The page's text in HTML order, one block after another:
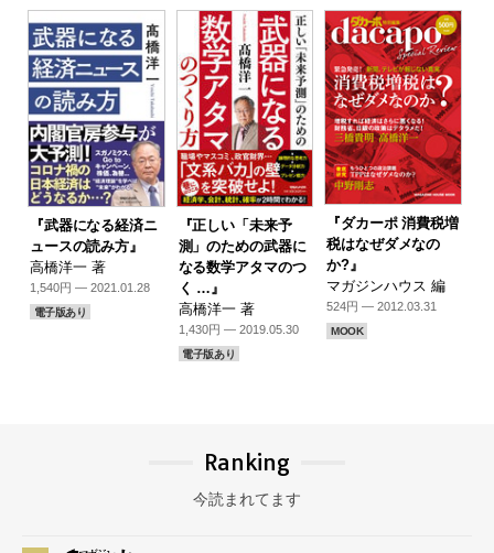
『武器になる経済ニ
ュースの読み方』
高橋洋一 著
1,540円 — 2021.01.28
電子版あり
『正しい「未来予
測」のための武器に
なる数学アタマのつ
く …』
高橋洋一 著
1,430円 — 2019.05.30
電子版あり
『ダカーポ 消費税増
税はなぜダメなの
か?』
マガジンハウス 編
524円 — 2012.03.31
MOOK
Ranking
今読まれてます